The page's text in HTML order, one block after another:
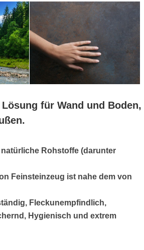
für Wand und Boden,
Rohstoffe (darunter
Feinsteinzeug ist nahe dem von
Fleckunempfindlich,
Hygienisch und extrem